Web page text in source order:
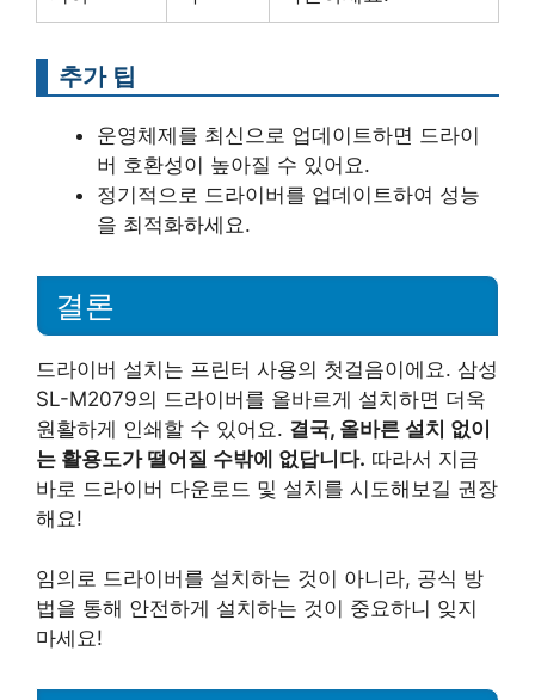
추가 팁
운영체제를 최신으로 업데이트하면 드라이
버 호환성이 높아질 수 있어요.
정기적으로 드라이버를 업데이트하여 성능
을 최적화하세요.
결론
드라이버 설치는 프린터 사용의 첫걸음이에요. 삼성
SL-M2079의 드라이버를 올바르게 설치하면 더욱
원활하게 인쇄할 수 있어요. 결국, 올바른 설치 없이
는 활용도가 떨어질 수밖에 없답니다. 따라서 지금
바로 드라이버 다운로드 및 설치를 시도해보길 권장
해요!
임의로 드라이버를 설치하는 것이 아니라, 공식 방
법을 통해 안전하게 설치하는 것이 중요하니 잊지
마세요!